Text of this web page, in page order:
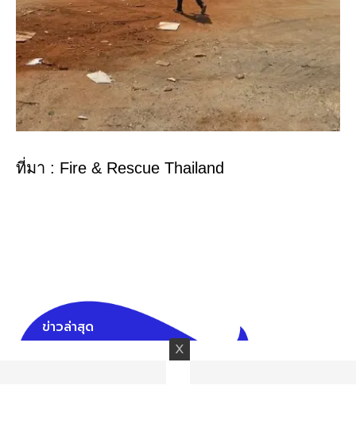
ที่มา : Fire & Rescue Thailand
ข่าวล่าสุด